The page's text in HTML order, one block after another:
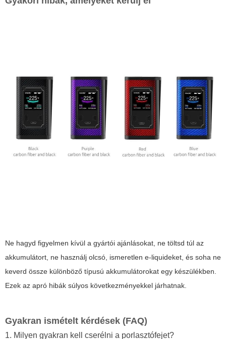
Ne hagyd figyelmen kívül a gyártói ajánlásokat, ne töltsd túl az
akkumulátort, ne használj olcsó, ismeretlen e-liquideket, és soha ne
keverd össze különböző típusú akkumulátorokat egy készülékben.
Ezek az apró hibák súlyos következményekkel járhatnak.
Gyakran ismételt kérdések (FAQ)
1. Milyen gyakran kell cserélni a porlasztófejet?